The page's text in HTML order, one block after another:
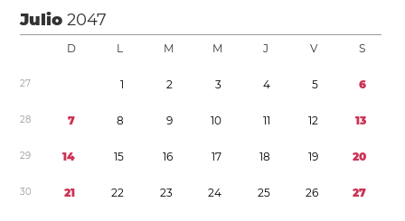
Julio2047
D L M M J V S
27 1 2 3 4 5 6
28 7 8 9 10 11 12 13
29 14 15 16 17 18 19 20
30 21 22 23 24 25 26 27